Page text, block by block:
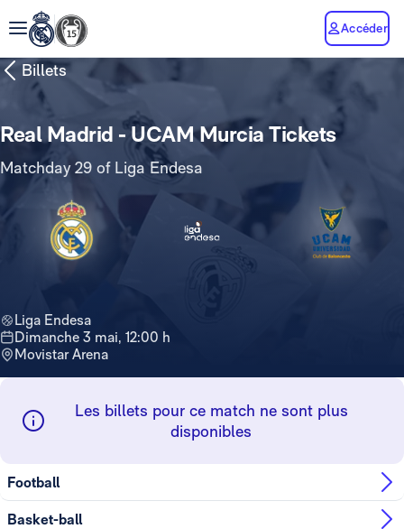
Accéder
Billets
Real Madrid - UCAM Murcia Tickets
Matchday 29 of Liga Endesa
Liga Endesa
dimanche 3 mai, 12:00 h
Movistar Arena
Les billets pour ce match ne sont plus
disponibles
Football
Basket-ball